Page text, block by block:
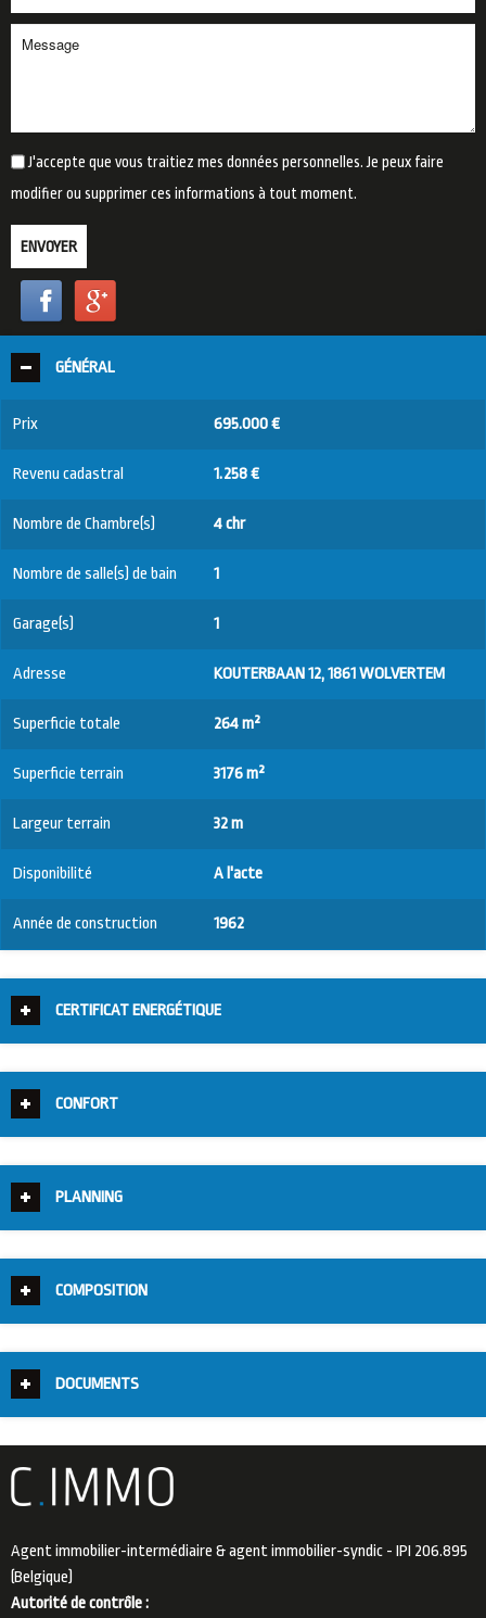
J'accepte que vous traitiez mes données personnelles. Je peux faire
modifier ou supprimer ces informations à tout moment.
ENVOYER
GÉNÉRAL
Prix 695.000 €
Revenu cadastral 1.258 €
Nombre de Chambre(s) 4 chr
Nombre de salle(s) de bain 1
Garage(s) 1
Adresse KOUTERBAAN 12, 1861 WOLVERTEM
Superficie totale 264 m²
Superficie terrain 3176 m²
Largeur terrain 32 m
Disponibilité A l'acte
Année de construction 1962
CERTIFICAT ENERGÉTIQUE
CONFORT
PLANNING
COMPOSITION
DOCUMENTS
Agent immobilier-intermédiaire & agent immobilier-syndic - IPI 206.895
(Belgique)
Autorité de contrôle :